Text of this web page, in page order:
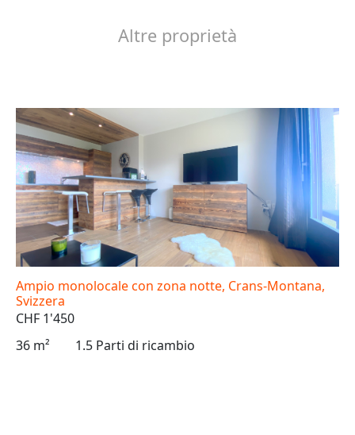
Altre proprietà
Ampio monolocale con zona notte, Crans-Montana,
Svizzera
CHF 1'450
36 m²
1.5 Parti di ricambio